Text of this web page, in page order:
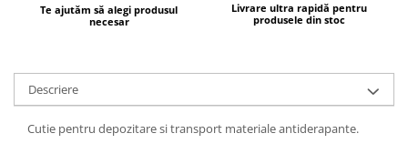
Te ajutăm să alegi produsul
necesar
Livrare ultra rapidă pentru
produsele din stoc
Descriere
Cutie pentru depozitare si transport materiale antiderapante.